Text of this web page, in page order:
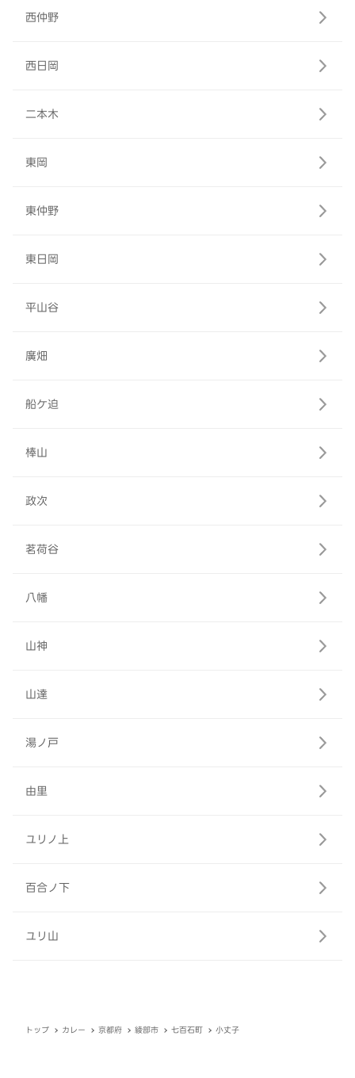
西仲野
西日岡
二本木
東岡
東仲野
東日岡
平山谷
廣畑
船ケ迫
棒山
政次
茗荷谷
八幡
山神
山達
湯ノ戸
由里
ユリノ上
百合ノ下
ユリ山
トップ カレー 京都府 綾部市 七百石町 小丈子